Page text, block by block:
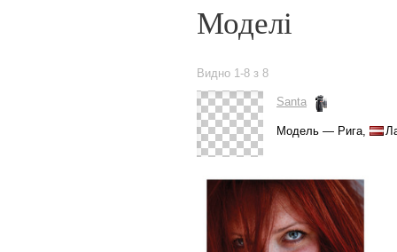
Моделі
Видно 1-8 з 8
Santa
Модель — Рига,